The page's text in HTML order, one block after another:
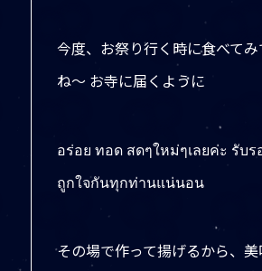
今度、お祭り行く時に食べて
ね〜 お寺に届くように
อร่อย ทอด สดๆใหม่ๆเลยค่ะ รับร
ถูกใจกันทุกท่านแน่นอน
その場で作って揚げるから、